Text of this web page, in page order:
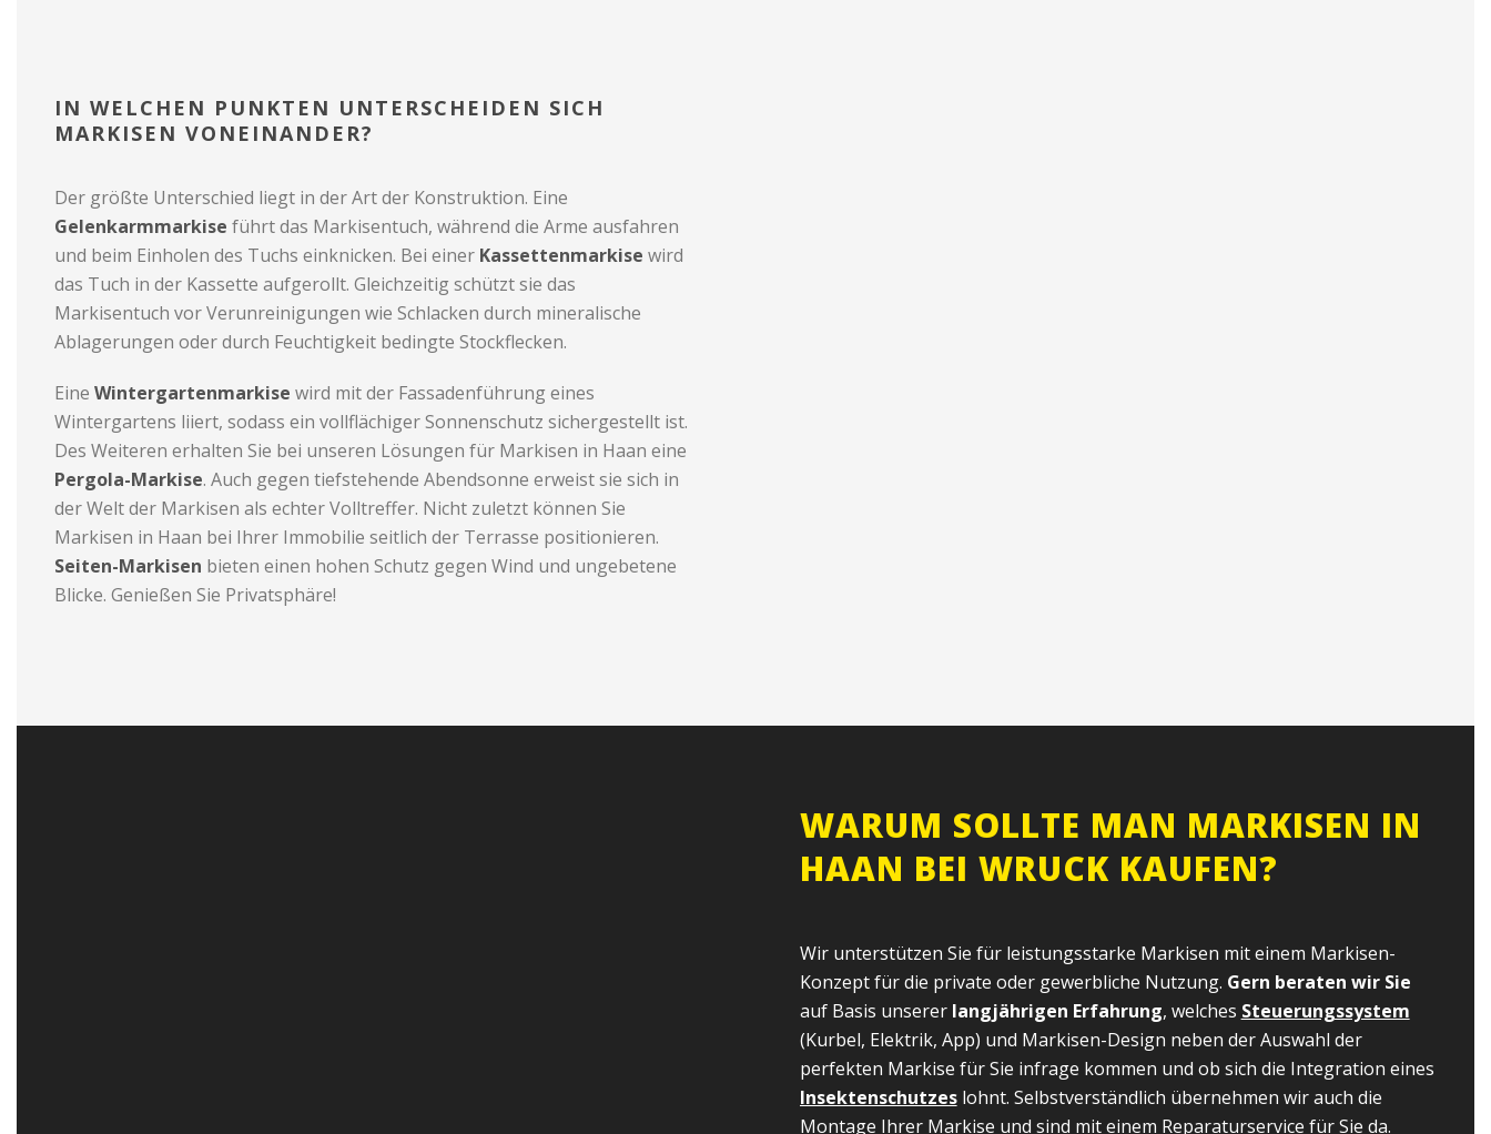
IN WELCHEN PUNKTEN UNTERSCHEIDEN SICH
MARKISEN VONEINANDER?
Der größte Unterschied liegt in der Art der Konstruktion. Eine
Gelenkarmmarkise führt das Markisentuch, während die Arme ausfahren
und beim Einholen des Tuchs einknicken. Bei einer Kassettenmarkise wird
das Tuch in der Kassette aufgerollt. Gleichzeitig schützt sie das
Markisentuch vor Verunreinigungen wie Schlacken durch mineralische
Ablagerungen oder durch Feuchtigkeit bedingte Stockflecken.
Eine Wintergartenmarkise wird mit der Fassadenführung eines
Wintergartens liiert, sodass ein vollflächiger Sonnenschutz sichergestellt ist.
Des Weiteren erhalten Sie bei unseren Lösungen für Markisen in Haan eine
Pergola-Markise. Auch gegen tiefstehende Abendsonne erweist sie sich in
der Welt der Markisen als echter Volltreffer. Nicht zuletzt können Sie
Markisen in Haan bei Ihrer Immobilie seitlich der Terrasse positionieren.
Seiten-Markisen bieten einen hohen Schutz gegen Wind und ungebetene
Blicke. Genießen Sie Privatsphäre!
WARUM SOLLTE MAN MARKISEN IN
HAAN BEI WRUCK KAUFEN?
Wir unterstützen Sie für leistungsstarke Markisen mit einem Markisen-
Konzept für die private oder gewerbliche Nutzung. Gern beraten wir Sie
auf Basis unserer langjährigen Erfahrung, welches Steuerungssystem
(Kurbel, Elektrik, App) und Markisen-Design neben der Auswahl der
perfekten Markise für Sie infrage kommen und ob sich die Integration eines
Insektenschutzes lohnt. Selbstverständlich übernehmen wir auch die
Montage Ihrer Markise und sind mit einem Reparaturservice für Sie da.